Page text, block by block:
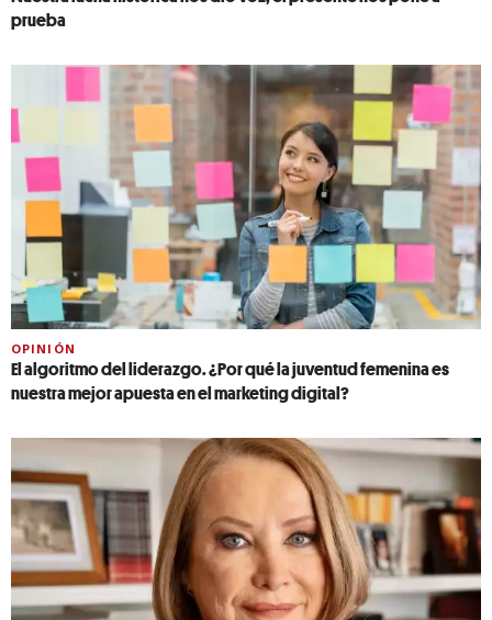
prueba
OPINIÓN
El algoritmo del liderazgo. ¿Por qué la juventud femenina es
nuestra mejor apuesta en el marketing digital?